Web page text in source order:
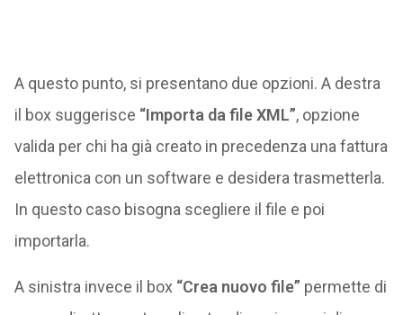
A questo punto, si presentano due opzioni. A destra
il box suggerisce “Importa da file XML”, opzione
valida per chi ha già creato in precedenza una fattura
elettronica con un software e desidera trasmetterla.
In questo caso bisogna scegliere il file e poi
importarla.
A sinistra invece il box “Crea nuovo file” permette di